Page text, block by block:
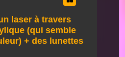
laser à travers
(qui semble
+ des lunettes